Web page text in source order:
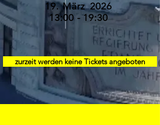
19. März2026
13:00 - 19:30
zurzeit werden keine Tickets angeboten